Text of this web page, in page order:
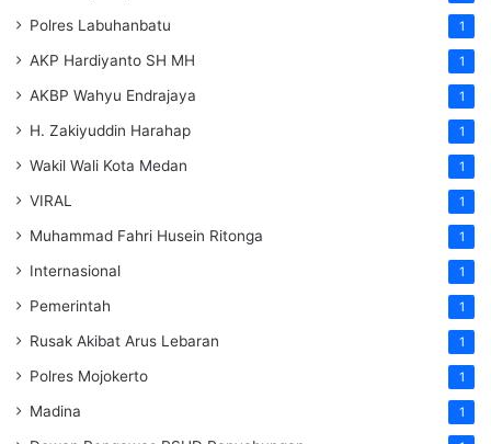
Polres Labuhanbatu 1
AKP Hardiyanto SH MH 1
AKBP Wahyu Endrajaya 1
H. Zakiyuddin Harahap 1
Wakil Wali Kota Medan 1
VIRAL 1
Muhammad Fahri Husein Ritonga 1
Internasional 1
Pemerintah 1
Rusak Akibat Arus Lebaran 1
Polres Mojokerto 1
Madina 1